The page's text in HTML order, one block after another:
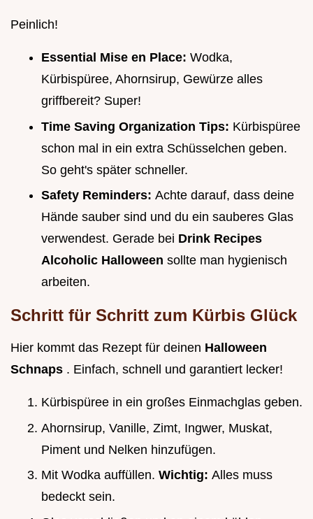
Peinlich!
Essential Mise en Place: Wodka,
Kürbispüree, Ahornsirup, Gewürze alles
griffbereit? Super!
Time Saving Organization Tips: Kürbispüree
schon mal in ein extra Schüsselchen geben.
So geht's später schneller.
Safety Reminders: Achte darauf, dass deine
Hände sauber sind und du ein sauberes Glas
verwendest. Gerade bei Drink Recipes
Alcoholic Halloween sollte man hygienisch
arbeiten.
Schritt für Schritt zum Kürbis Glück
Hier kommt das Rezept für deinen Halloween
Schnaps . Einfach, schnell und garantiert lecker!
Kürbispüree in ein großes Einmachglas geben.
Ahornsirup, Vanille, Zimt, Ingwer, Muskat,
Piment und Nelken hinzufügen.
Mit Wodka auffüllen. Wichtig: Alles muss
bedeckt sein.